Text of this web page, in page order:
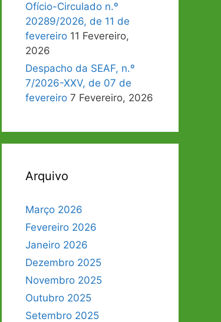
Ofício-Circulado n.º
20289/2026, de 11 de
fevereiro 11 Fevereiro,
2026
Despacho da SEAF, n.º
7/2026-XXV, de 07 de
fevereiro 7 Fevereiro, 2026
Arquivo
Março 2026
Fevereiro 2026
Janeiro 2026
Dezembro 2025
Novembro 2025
Outubro 2025
Setembro 2025